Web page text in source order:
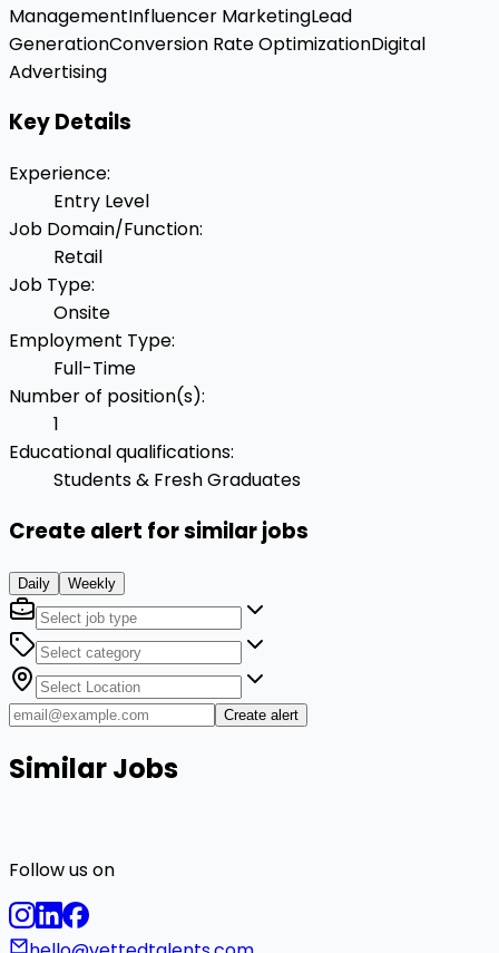
ManagementInfluencer MarketingLead
GenerationConversion Rate OptimizationDigital
Advertising
Key Details
Experience:
Entry Level
Job Domain/Function:
Retail
Job Type:
Onsite
Employment Type:
Full-Time
Number of position(s):
1
Educational qualifications:
Students & Fresh Graduates
Create alert for similar jobs
Daily Weekly
Create alert
Similar Jobs
Follow us on